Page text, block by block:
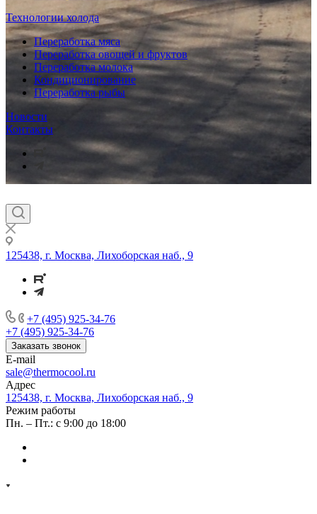
Технологии холода
Переработка мяса
Переработка овощей и фруктов
Переработка молока
Кондиционирование
Переработка рыбы
Новости
Контакты
125438, г. Москва, Лихоборская наб., 9
+7 (495) 925-34-76
+7 (495) 925-34-76
Заказать звонок
E-mail
sale@thermocool.ru
Адрес
125438, г. Москва, Лихоборская наб., 9
Режим работы
Пн. – Пт.: с 9:00 до 18:00